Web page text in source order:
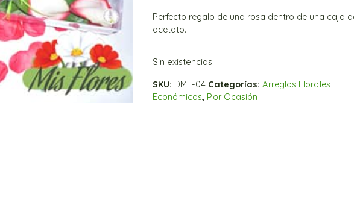
Perfecto regalo de una rosa dentro de una caja
acetato.
Sin existencias
SKU: DMF-04 Categorías:Arreglos Florales
Económicos, Por Ocasión